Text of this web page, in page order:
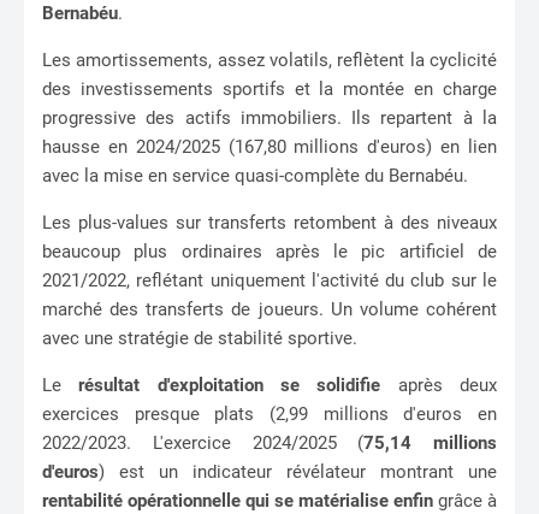
Bernabéu.
Les amortissements, assez volatils, reflètent la cyclicité
des investissements sportifs et la montée en charge
progressive des actifs immobiliers. Ils repartent à la
hausse en 2024/2025 (167,80 millions d'euros) en lien
avec la mise en service quasi-complète du Bernabéu.
Les plus-values sur transferts retombent à des niveaux
beaucoup plus ordinaires après le pic artificiel de
2021/2022, reflétant uniquement l'activité du club sur le
marché des transferts de joueurs. Un volume cohérent
avec une stratégie de stabilité sportive.
Lerésultat d'exploitation se solidifie après deux
exercices presque plats (2,99 millions d'euros en
2022/2023. L'exercice 2024/2025 (75,14 millions
d'euros) est un indicateur révélateur montrant une
rentabilité opérationnelle qui se matérialise enfin grâce à